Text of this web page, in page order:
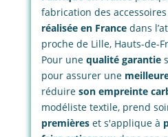
fabrication des
réalisée en France dans
proche de Lille, Hauts-de-
Pour unequalité garantie
pour assurer une
réduire son empreinte
modéliste textile, prend
premières et s'applique à